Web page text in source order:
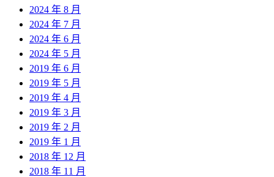
2024 年 8 月
2024 年 7 月
2024 年 6 月
2024 年 5 月
2019 年 6 月
2019 年 5 月
2019 年 4 月
2019 年 3 月
2019 年 2 月
2019 年 1 月
2018 年 12 月
2018 年 11 月